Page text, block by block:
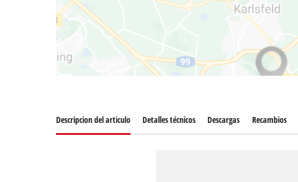
Descripcion del articulo Detalles técnicos Descargas Recambios